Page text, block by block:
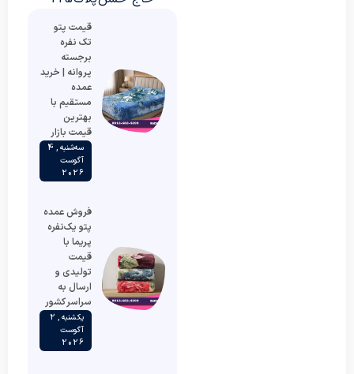
قیمت پتو
تک نفره
برجسته
پروانه | خرید
عمده
مستقیم با
بهترین
قیمت بازار
سه‌شنبه , 4
آگوست
2026
فروش عمده
پتو یک‌نفره
پریما با
قیمت
تولیدی و
ارسال به
سراسر کشور
یکشنبه , 2
آگوست
2026